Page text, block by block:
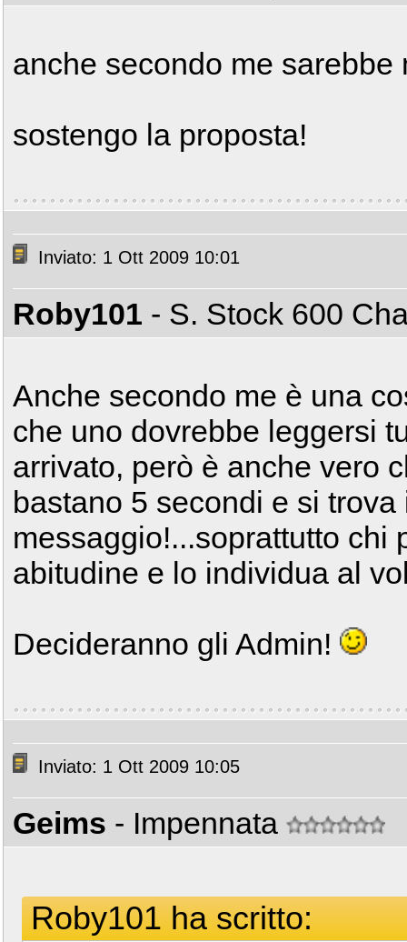
anche secondo me sarebbe
sostengo la proposta!
Inviato: 1 Ott 2009 10:01
Roby101 - S. Stock 600
Anche secondo me è una
che uno dovrebbe leggersi
arrivato, però è anche vero
bastano 5 secondi e si trova
messaggio!...soprattutto chi
abitudine e lo individua al
Decideranno gli Admin!
Inviato: 1 Ott 2009 10:05
Geims - Impennata
Roby101 ha scritto: